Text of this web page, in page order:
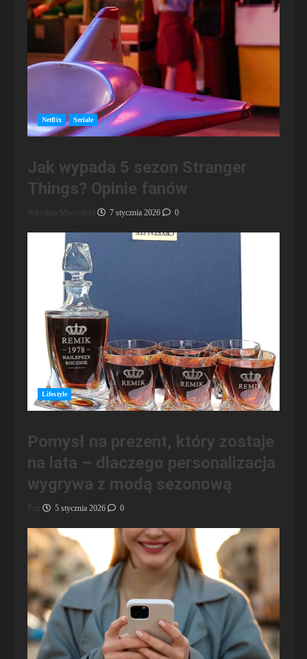
Netflix Seriale
Jak wypada 5 sezon Stranger
Things? Opinie fanów
Nikodem Męczyński 7 stycznia 2026 0
Lifestyle
Pomysł na prezent, który zostaje
na lata – dlaczego personalizacja
wygrywa z modą sezonową
Pop 5 stycznia 2026 0